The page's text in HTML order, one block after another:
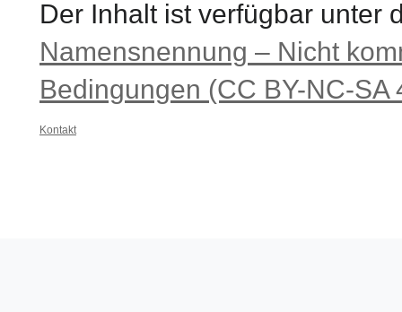
Der Inhalt ist verfügbar unter
Namensnennung – Nicht
Bedingungen (CC BY-NC-SA
Kontakt